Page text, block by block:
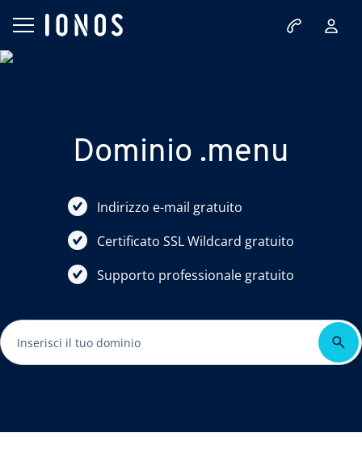
Dominio .menu
Indirizzo e-mail gratuito
Certificato SSL Wildcard gratuito
Supporto professionale gratuito